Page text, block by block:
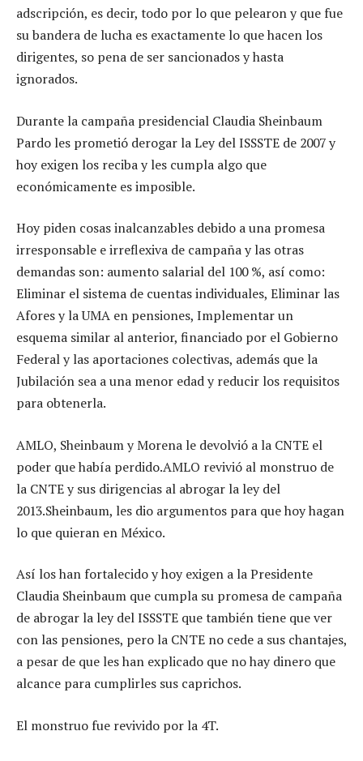
adscripción, es decir, todo por lo que pelearon y que fue
su bandera de lucha es exactamente lo que hacen los
dirigentes, so pena de ser sancionados y hasta
ignorados.
Durante la campaña presidencial Claudia Sheinbaum
Pardo les prometió derogar la Ley del ISSSTE de 2007 y
hoy exigen los reciba y les cumpla algo que
económicamente es imposible.
Hoy piden cosas inalcanzables debido a una promesa
irresponsable e irreflexiva de campaña y las otras
demandas son: aumento salarial del 100 %, así como:
Eliminar el sistema de cuentas individuales, Eliminar las
Afores y la UMA en pensiones, Implementar un
esquema similar al anterior, financiado por el Gobierno
Federal y las aportaciones colectivas, además que la
Jubilación sea a una menor edad y reducir los requisitos
para obtenerla.
AMLO, Sheinbaum y Morena le devolvió a la CNTE el
poder que había perdido.AMLO revivió al monstruo de
la CNTE y sus dirigencias al abrogar la ley del
2013.Sheinbaum, les dio argumentos para que hoy hagan
lo que quieran en México.
Así los han fortalecido y hoy exigen a la Presidente
Claudia Sheinbaum que cumpla su promesa de campaña
de abrogar la ley del ISSSTE que también tiene que ver
con las pensiones, pero la CNTE no cede a sus chantajes,
a pesar de que les han explicado que no hay dinero que
alcance para cumplirles sus caprichos.
El monstruo fue revivido por la 4T.